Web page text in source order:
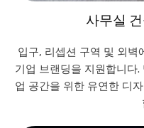
사무실
입구, 리셉션 구역 및 외벽
기업 브랜딩을 지원합니다
업 공간을 위한 유연한 디